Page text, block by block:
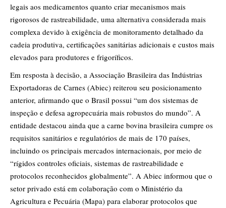
legais aos medicamentos quanto criar mecanismos mais
rigorosos de rastreabilidade, uma alternativa considerada mais
complexa devido à exigência de monitoramento detalhado da
cadeia produtiva, certificações sanitárias adicionais e custos mais
elevados para produtores e frigoríficos.
Em resposta à decisão, a Associação Brasileira das Indústrias
Exportadoras de Carnes (Abiec) reiterou seu posicionamento
anterior, afirmando que o Brasil possui “um dos sistemas de
inspeção e defesa agropecuária mais robustos do mundo”. A
entidade destacou ainda que a carne bovina brasileira cumpre os
requisitos sanitários e regulatórios de mais de 170 países,
incluindo os principais mercados internacionais, por meio de
“rígidos controles oficiais, sistemas de rastreabilidade e
protocolos reconhecidos globalmente”. A Abiec informou que o
setor privado está em colaboração com o Ministério da
Agricultura e Pecuária (Mapa) para elaborar protocolos que